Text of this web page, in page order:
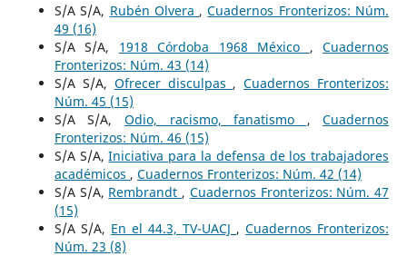
S/A S/A, Rubén Olvera ,Cuadernos Fronterizos: Núm.
49 (16)
S/A S/A, 1918 Córdoba 1968 México ,Cuadernos
Fronterizos: Núm. 43 (14)
S/A S/A, Ofrecer disculpas ,Cuadernos Fronterizos:
Núm. 45 (15)
S/A S/A, Odio, racismo, fanatismo ,Cuadernos
Fronterizos: Núm. 46 (15)
S/A S/A,Iniciativa para la defensa de los trabajadores
académicos , Cuadernos Fronterizos: Núm. 42 (14)
S/A S/A, Rembrandt , Cuadernos Fronterizos: Núm. 47
(15)
S/A S/A, En el 44.3, TV-UACJ ,Cuadernos Fronterizos:
Núm. 23 (8)